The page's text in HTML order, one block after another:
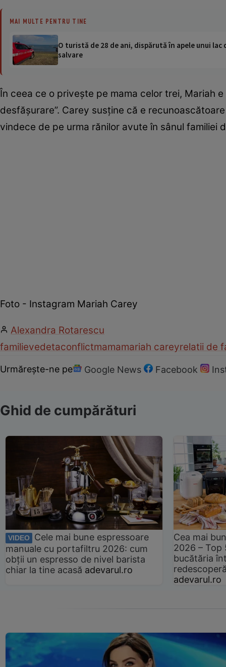
MAI MULTE PENTRU TINE
O turistă de 28 de ani, dispărută în apele unui
salvare
În ceea ce o priveşte pe mama celor trei, Mariah
desfăşurare”. Carey susţine că e
vindece de pe urma rănilor avute în sânul familiei
Foto - Instagram Mariah Carey
Alexandra Rotarescu
familievedetaconflictmamamariah careyrelatii de
Urmărește-ne pe Google News Facebook
Ghid de cumpărături
VIDEO
Cele mai bune espressoare
manuale cu portafiltru 2026: cum
obții un espresso de nivel barista
chiar la tine acasă adevarul.ro
Cea mai
2026 –
bucătăria
adevarul.ro